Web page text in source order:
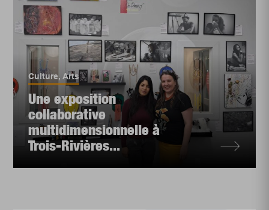
Culture,Arts
Une exposition
collaborative
multidimensionnelle à
Trois-Rivières...